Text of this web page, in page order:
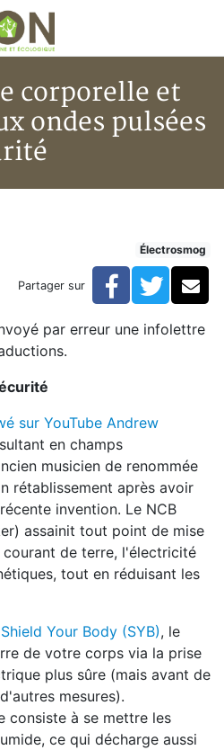
corporelle et
ondes pulsées
et traitement aux ondes
corporelle et
Électrosmog
Partager sur Facebook
par erreur une infolettre
sur YouTube Andrew
en champs
musicien de renommée
rétablissement après avoir
invention. Le NCB
assainit tout point de mise
de terre, l'électricité
tout en réduisant les
Your Body (SYB), le
de votre corps via la prise
plus sûre (mais avant de
mesures).
consiste à se mettre les
ce qui décharge aussi